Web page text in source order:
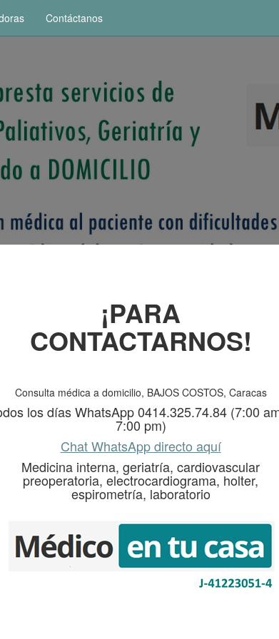
Contáctanos
CONSULTA DE MEDICINA
LUNES A LUNES (7:00 AM
Chat por WhatsApp
geriatría, evaluación cardiovascular preoperatoria,
Especializada
mediante videollamada, con
¡PARA
CONTACTARNOS!
Consulta médica a domicilio, BAJOS COSTOS, Caracas
los días WhatsApp 0414.325.74.84 (7:00
7:00 pm)
Chat WhatsApp directo aquí
Medicina interna, geriatría, cardiovascular
preoperatoria, electrocardiograma, holter,
espirometría, laboratorio